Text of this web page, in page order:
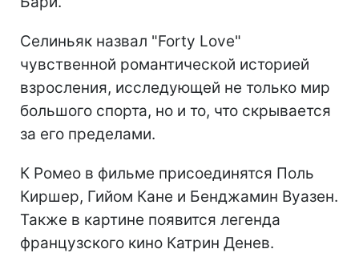
Селиньяк назвал "Forty Love"
чувственной романтической историей
взросления, исследующей не только мир
большого спорта, но и то, что скрывается
за его пределами.
К Ромео в фильме присоединятся Поль
Киршер, Гийом Кане и Бенджамин Вуазен.
Также в картине появится легенда
французского кино Катрин Денев.